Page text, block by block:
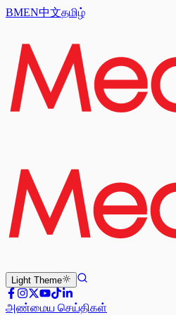
BMEN中文தமிழ்
Light Theme
அண்மைய செய்திகள்